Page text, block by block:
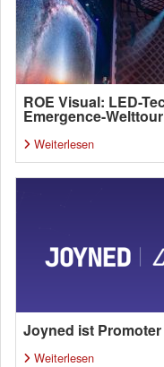
ROE Visual: LED-
Emergence-
Weiterlesen
Joyned ist
Weiterlesen